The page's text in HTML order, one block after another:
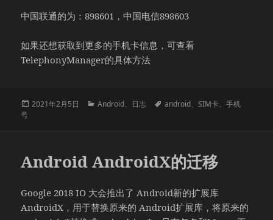
中国联通的为：898601，中国电信898603
如果还想获取到更多的手机卡信息，可查看
TelephonyManager的具体方法
发
2021年2月5日
分
Android、 日志
标
android、SIM卡、手机
号
Android AndroidX的迁移
Google 2018 IO 大会推出了 Android新的扩展库
AndroidX，用于替换原来的 Android扩展库，将原来的